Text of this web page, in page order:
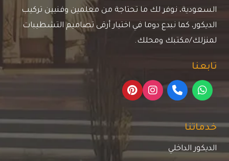
السعودية، نوفر لك ما تحتاجة من معلمين وفنيين تركيب
الديكور، كما نبدع دوما في اختيار أرقى تصاميم التشطيبات
لمنزلك/مكتبك ومحلك.
تابعنا
خدماتنا
الديكور الداخلي